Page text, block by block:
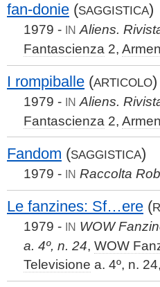
fan-donie (SAGGISTICA)
1979 - IN Aliens.
Fantascienza 2,
I rompiballe (ARTICOLO)
1979 - IN Aliens.
Fantascienza 2,
Fandom (SAGGISTICA)
1979 - IN Raccolta
Le fanzines: Sf…ere (
1979 - IN WOW
a. 4º, n. 24, WOW
Televisione a. 4º, n. 24,